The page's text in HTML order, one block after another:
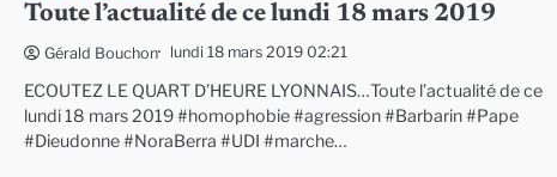
Toute l’actualité de ce lundi 18 mars 2019
Gérald Bouchon lundi 18 mars 2019 02:21
ECOUTEZ LE QUART D’HEURE LYONNAIS…Toute l’actualité de ce
lundi 18 mars 2019 #homophobie #agression #Barbarin #Pape
#Dieudonne #NoraBerra #UDI #marche…